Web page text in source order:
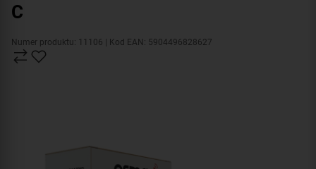
C
Numer produktu: 11106 | Kod EAN: 5904496828627